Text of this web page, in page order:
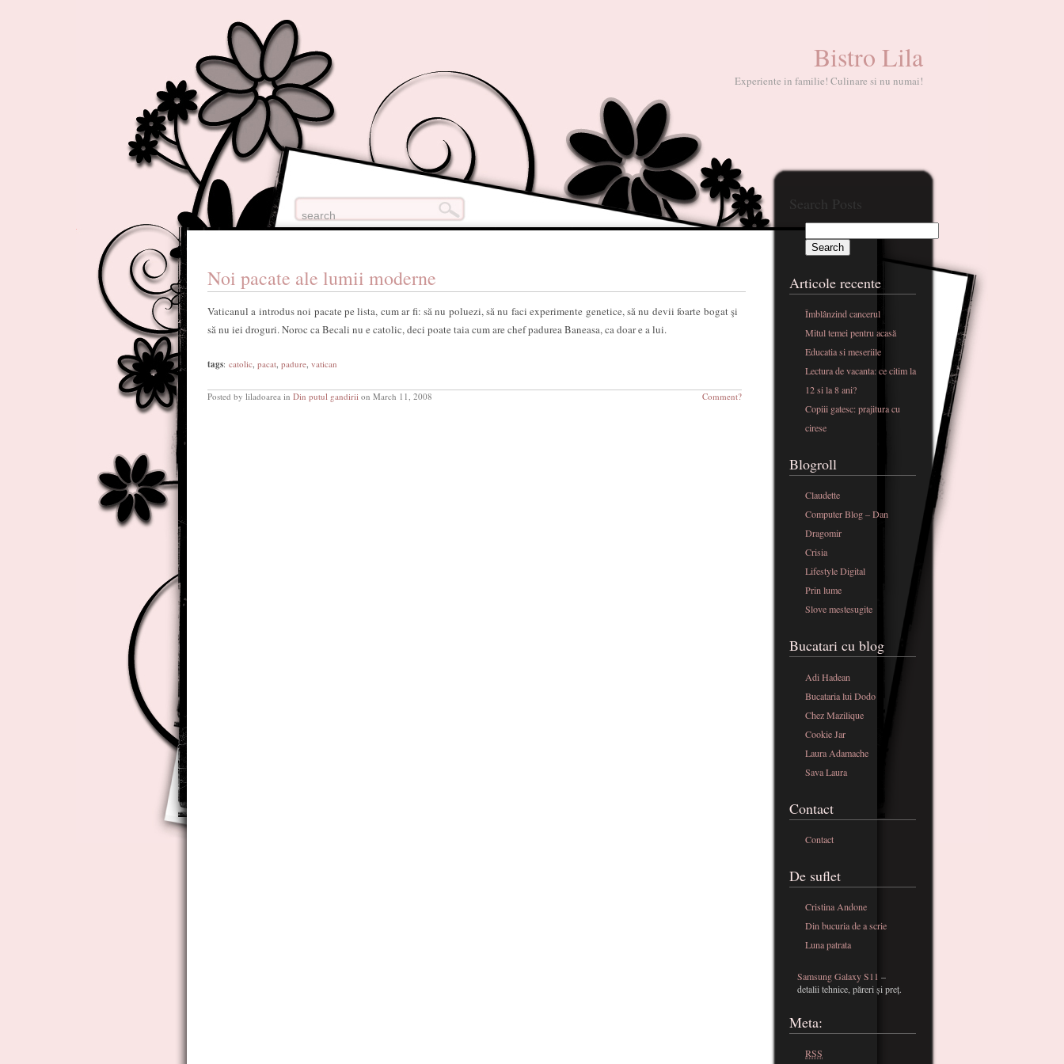
Bistro Lila
Experiente in familie! Culinare si nu numai!
Noi pacate ale lumii moderne
Vaticanul a introdus noi pacate pe lista, cum ar fi: să nu poluezi, să nu faci experimente genetice, să nu devii foarte bogat şi
să nu iei droguri. Noroc ca Becali nu e catolic, deci poate taia cum are chef padurea Baneasa, ca doar e a lui.
tags: catolic, pacat, padure, vatican
Posted by liladoarea in Din putul gandirii on March 11, 2008 Comment?
Search Posts
Articole recente
Îmblânzind cancerul
Mitul temei pentru acasă
Educatia si meseriile
Lectura de vacanta: ce citim la
12 si la 8 ani?
Copiii gatesc: prajitura cu
cirese
Blogroll
Claudette
Computer Blog – Dan
Dragomir
Crisia
Lifestyle Digital
Prin lume
Slove mestesugite
Bucatari cu blog
Adi Hadean
Bucataria lui Dodo
Chez Mazilique
Cookie Jar
Laura Adamache
Sava Laura
Contact
Contact
De suflet
Cristina Andone
Din bucuria de a scrie
Luna patrata
Samsung Galaxy S11 –
detalii tehnice, păreri și preț.
Meta:
RSS